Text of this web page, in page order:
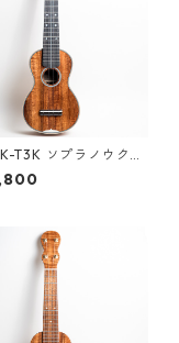
T3K ソプラノウクレ